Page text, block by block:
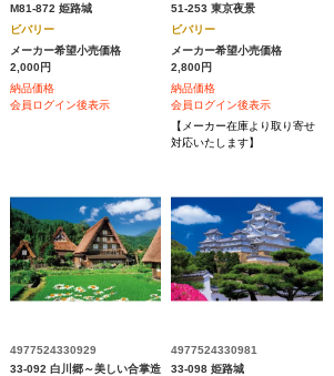
M81-872 姫路城
ビバリー
メーカー希望小売価格
2,000円
納品価格
会員ログイン後表示
51-253 東京夜景
ビバリー
メーカー希望小売価格
2,800円
納品価格
会員ログイン後表示
【メーカー在庫より取り寄せ
対応いたします】
4977524330929
33-092 白川郷～美しい合掌造
4977524330981
33-098 姫路城